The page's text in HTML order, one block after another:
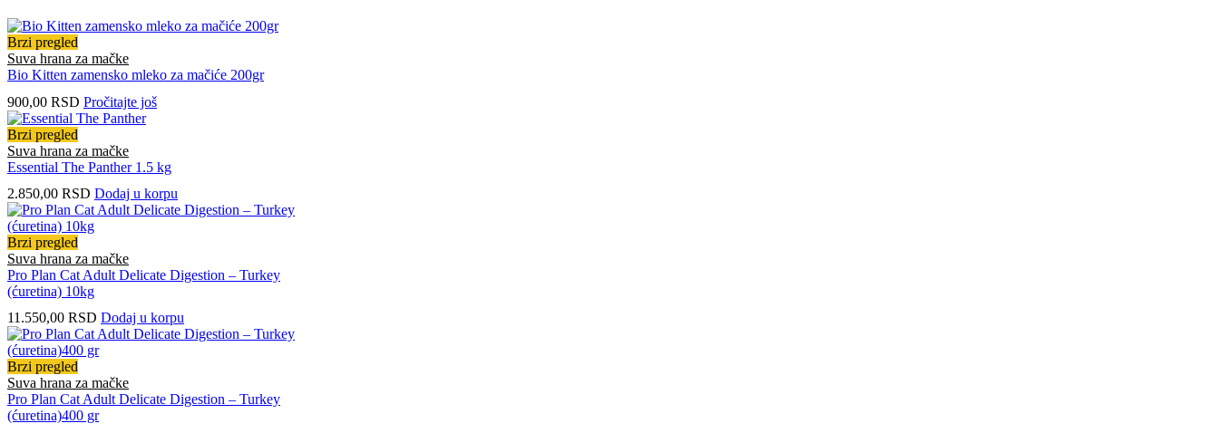
Brzi pregled
Suva hrana za mačke
Bio Kitten zamensko mleko za mačiće 200gr
900,00 RSD Pročitajte još
Brzi pregled
Suva hrana za mačke
Essential The Panther 1.5 kg
2.850,00 RSD Dodaj u korpu
Brzi pregled
Suva hrana za mačke
Pro Plan Cat Adult Delicate Digestion – Turkey
(ćuretina) 10kg
11.550,00 RSD Dodaj u korpu
Brzi pregled
Suva hrana za mačke
Pro Plan Cat Adult Delicate Digestion – Turkey
(ćuretina)400 gr